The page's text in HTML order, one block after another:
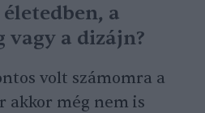
a
a dizájn?
volt számomra a
akkor még nem is